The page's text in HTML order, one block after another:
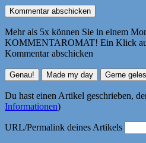
Mehr als 5x können Sie in einem
KOMMENTAROMAT! Ein Klick auf
Kommentar abschicken
Du hast einen Artikel geschrieben,
Informationen)
URL/Permalink deines Artikels